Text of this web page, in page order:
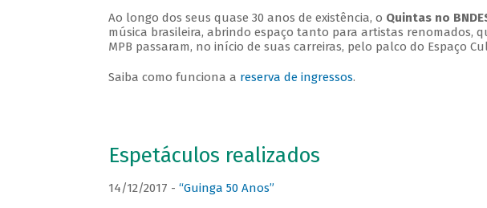
Ao longo dos seus quase 30 anos de existência, o Quintas no
música brasileira, abrindo espaço tanto para artistas renomados,
MPB passaram, no início de suas carreiras, pelo palco do Espaço
Saiba como funciona a reserva de ingressos.
Espetáculos realizados
14/12/2017 - “Guinga 50 Anos”